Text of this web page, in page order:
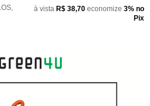
à vista R$ 38,70 economize 3% no
Pix